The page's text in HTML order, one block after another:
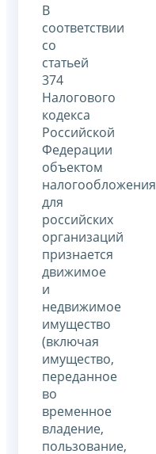
В
соответствии
со
статьей
374
Налогового
кодекса
Российской
Федерации
объектом
налогообложения
для
российских
организаций
признается
движимое
и
недвижимое
имущество
(включая
имущество,
переданное
во
временное
владение,
пользование,